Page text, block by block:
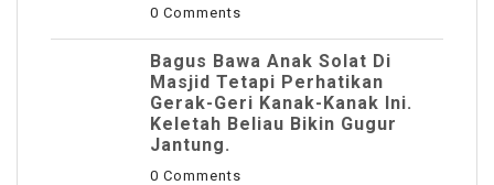
0 Comments
Bagus Bawa Anak Solat Di
Masjid Tetapi Perhatikan
Gerak-Geri Kanak-Kanak Ini.
Keletah Beliau Bikin Gugur
Jantung.
0 Comments